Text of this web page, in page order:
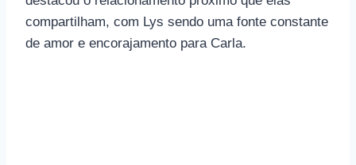
compartilham, com Lys sendo uma fonte constante
de amor e encorajamento para Carla.